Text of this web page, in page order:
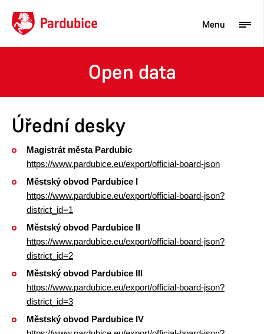
Občan
Město
Open data
Úřední desky
Magistrát města Pardubic
https://www.pardubice.eu/export/official-board-json
Městský obvod Pardubice I
https://www.pardubice.eu/export/official-board-json?
district_id=1
Městský obvod Pardubice II
https://www.pardubice.eu/export/official-board-json?
district_id=2
Městský obvod Pardubice III
https://www.pardubice.eu/export/official-board-json?
district_id=3
Městský obvod Pardubice IV
Menu